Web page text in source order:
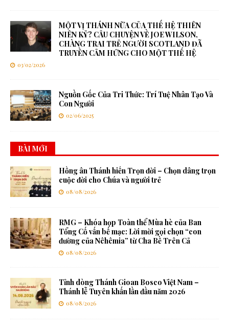
MỘT VỊ THÁNH NỮA CỦA THẾ HỆ THIÊN
NIÊN KỶ? CÂU CHUYỆN VỀ JOE WILSON,
CHÀNG TRAI TRẺ NGƯỜI SCOTLAND ĐÃ
TRUYỀN CẢM HỨNG CHO MỘT THẾ HỆ
03/02/2026
Nguồn Gốc Của Tri Thức: Trí Tuệ Nhân Tạo Và
Con Người
02/06/2025
BÀI MỚI
Hồng ân Thánh hiến Trọn đời – Chọn dâng trọn
cuộc đời cho Chúa và người trẻ
08/08/2026
RMG – Khóa họp Toàn thể Mùa hè của Ban
Tổng Cố vấn bế mạc: Lời mời gọi chọn “con
đường của Nêhêmia” từ Cha Bề Trên Cả
08/08/2026
Tỉnh dòng Thánh Gioan Bosco Việt Nam –
Thánh lễ Tuyên khấn lần đầu năm 2026
08/08/2026